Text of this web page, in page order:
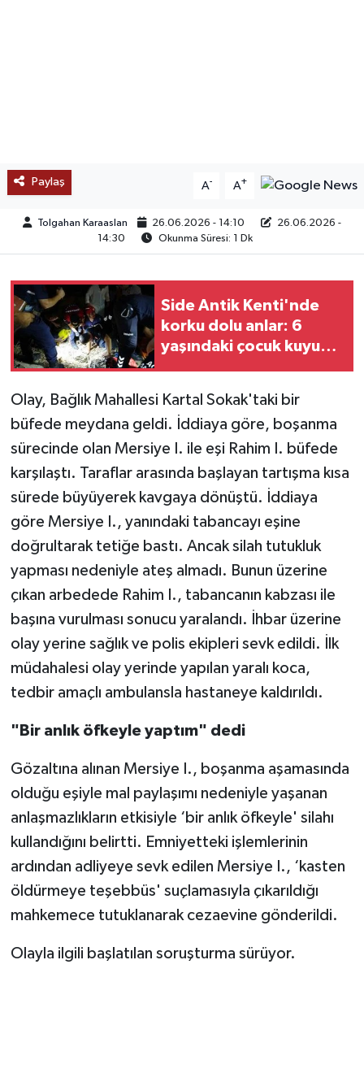
Paylaş A- A+
Tolgahan Karaaslan 26.06.2026 - 14:10
26.06.2026 -
14:30
Okunma Süresi: 1 Dk
Side Antik Kenti'nde
korku dolu anlar: 6
yaşındaki çocuk kuyuya
Olay, Bağlık Mahallesi Kartal Sokak'taki bir
büfede meydana geldi. İddiaya göre, boşanma
sürecinde olan Mersiye I. ile eşi Rahim I. büfede
karşılaştı. Taraflar arasında başlayan tartışma kısa
sürede büyüyerek kavgaya dönüştü. İddiaya
göre Mersiye I., yanındaki tabancayı eşine
doğrultarak tetiğe bastı. Ancak silah tutukluk
yapması nedeniyle ateş almadı. Bunun üzerine
çıkan arbedede Rahim I., tabancanın kabzası ile
başına vurulması sonucu yaralandı. İhbar üzerine
olay yerine sağlık ve polis ekipleri sevk edildi. İlk
müdahalesi olay yerinde yapılan yaralı koca,
tedbir amaçlı ambulansla hastaneye kaldırıldı.
"Bir anlık öfkeyle yaptım" dedi
Gözaltına alınan Mersiye I., boşanma aşamasında
olduğu eşiyle mal paylaşımı nedeniyle yaşanan
anlaşmazlıkların etkisiyle ‘bir anlık öfkeyle' silahı
kullandığını belirtti. Emniyetteki işlemlerinin
ardından adliyeye sevk edilen Mersiye I., ‘kasten
öldürmeye teşebbüs' suçlamasıyla çıkarıldığı
mahkemece tutuklanarak cezaevine gönderildi.
Olayla ilgili başlatılan soruşturma sürüyor.
MEDYA
TEKNOLOJİ
YAŞAM
KÜLTÜR SANAT